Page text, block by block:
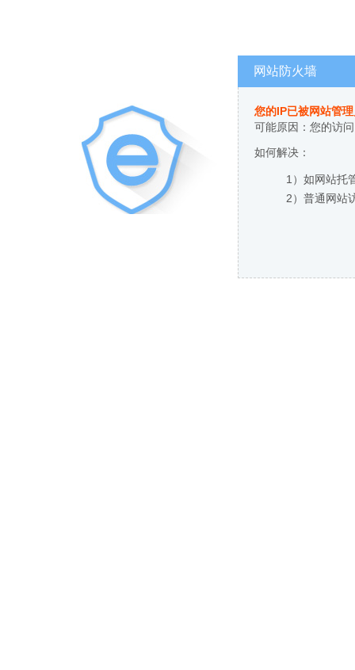
网站防火墙
您的IP已被网站管
可能原因：您的访
如何解决：
1）如网站托
2）普通网站